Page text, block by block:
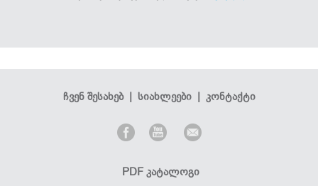
ჩვენ შესახებ| სიახლეები| კონტაქტი
PDF კატალოგი